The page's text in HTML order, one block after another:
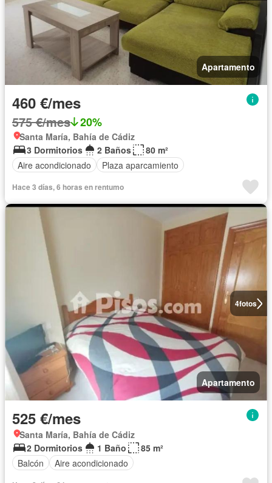
Apartamento
460 €/mes
575 €/mes 20%
Santa María, Bahía de Cádiz
3 Dormitorios
2 Baños
80 m²
Aire acondicionado
Plaza aparcamiento
Hace 3 días, 6 horas en rentumo
4fotos
Apartamento
525 €/mes
Santa María, Bahía de Cádiz
2 Dormitorios
1 Baño
85 m²
Balcón
Aire acondicionado